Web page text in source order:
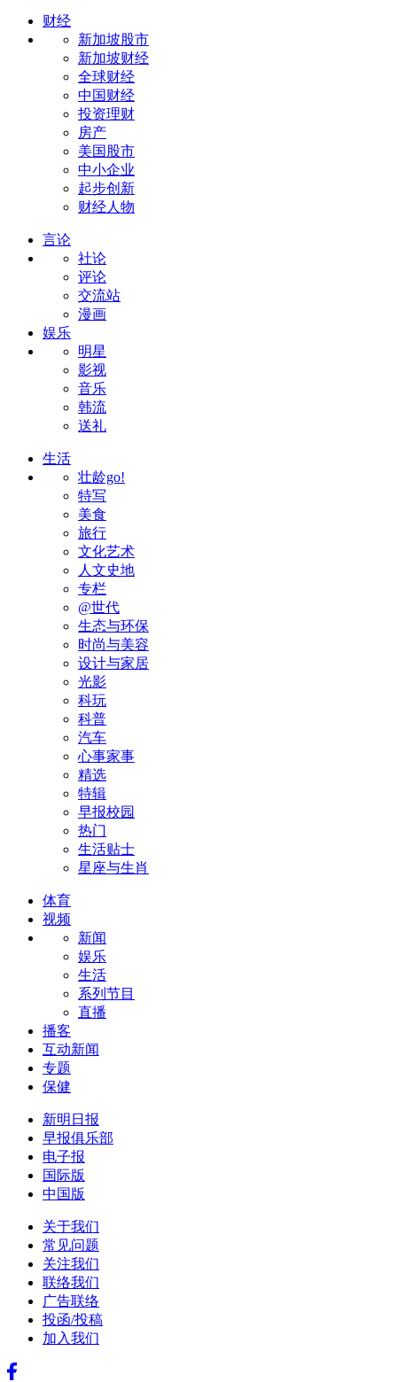
财经
新加坡股市
新加坡财经
全球财经
中国财经
投资理财
房产
美国股市
中小企业
起步创新
财经人物
言论
社论
评论
交流站
漫画
娱乐
明星
影视
音乐
韩流
送礼
生活
壮龄go!
特写
美食
旅行
文化艺术
人文史地
专栏
@世代
生态与环保
时尚与美容
设计与家居
光影
科玩
科普
汽车
心事家事
精选
特辑
早报校园
热门
生活贴士
星座与生肖
体育
视频
新闻
娱乐
生活
系列节目
直播
播客
互动新闻
专题
保健
新明日报
早报俱乐部
电子报
国际版
中国版
关于我们
常见问题
关注我们
联络我们
广告联络
投函/投稿
加入我们